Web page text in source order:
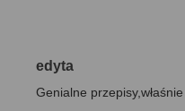
edyta
Genialne